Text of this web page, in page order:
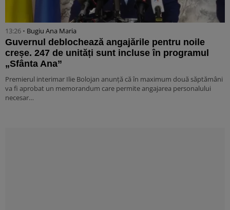
13:26 • Bugiu ⁠Ana Maria
Guvernul deblochează angajările pentru noile
creșe. 247 de unități sunt incluse în programul
„Sfânta Ana”
Premierul interimar Ilie Bolojan anunță că în maximum două săptămâni
va fi aprobat un memorandum care permite angajarea personalului
necesar…